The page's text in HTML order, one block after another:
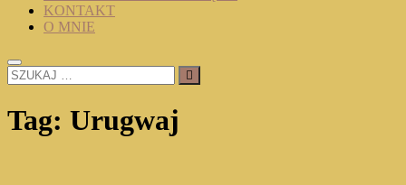
KONTAKT
O MNIE
SZUKAJ
…
Tag: Urugwaj